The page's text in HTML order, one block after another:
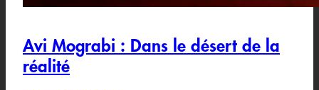
Avi Mograbi : Dans le désert de la
réalité